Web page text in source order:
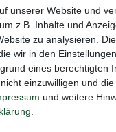
AGB
Versand
unserer Website und
z.B. Inhalte und
zu analysieren.
wir in den
eines berechtigten
einzuwilligen und
und weitere